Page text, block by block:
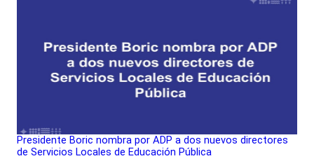
Presidente Boric nombra por ADP a dos nuevos directores
de Servicios Locales de Educación Pública